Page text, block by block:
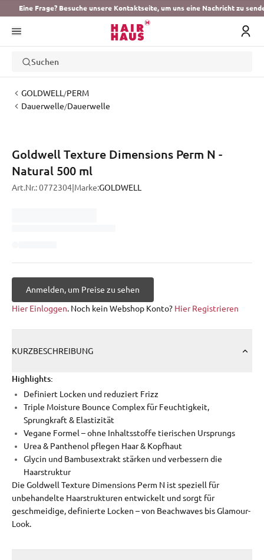
Eine Frage? Besuche unsere Kontaktseite, um uns eine Nachricht zu
Suchen
GOLDWELL /PERM
Dauerwelle/Dauerwelle
Goldwell Texture Dimensions Perm N -
Natural 500 ml
Art.Nr.:0772304 Marke:GOLDWELL
Anmelden, um Preise zu sehen
Hier Einloggen. Noch kein Webshop Konto? Hier Registrieren
KURZBESCHREIBUNG
Highlights:
Definiert Locken und reduziert Frizz
Triple Moisture Bounce Complex für Feuchtigkeit,
Sprungkraft & Elastizität
Vegane Formel – ohne Inhaltsstoffe tierischen Ursprungs
Urea & Panthenol pflegen Haar & Kopfhaut
Glycin und Bambusextrakt stärken und verbessern die
Haarstruktur
Die Goldwell Texture Dimensions Perm N ist speziell für
unbehandelte Haarstrukturen entwickelt und sorgt für
geschmeidige, definierte Locken – von Beachwaves bis Glamour-
Look.